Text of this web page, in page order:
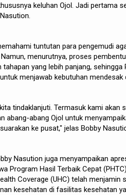
keluhan Ojol. Jadi pertama
tuntutan para pengemudi
menurutnya, proses
yang lebih panjang,
menjawab kebutuhan mendesak
tindaklanjuti. Termasuk kami akan
abang-abang Ojol untuk
ke pusat," jelas Bobby
Nasution juga menyampaikan
Program Hasil Terbaik Cepat
Coverage (UHC) telah menjamin
kesehatan di fasilitas kesehatan